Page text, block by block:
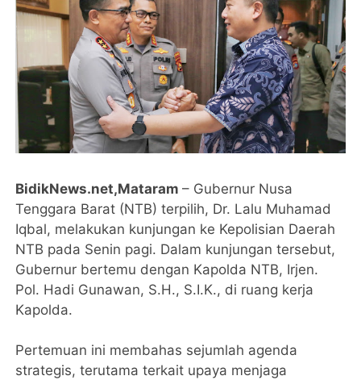
BidikNews.net,Mataram– Gubernur Nusa
Tenggara Barat (NTB) terpilih, Dr. Lalu Muhamad
Iqbal, melakukan kunjungan ke Kepolisian Daerah
NTB pada Senin pagi. Dalam kunjungan tersebut,
Gubernur bertemu dengan Kapolda NTB, Irjen.
Pol. Hadi Gunawan, S.H., S.I.K., di ruang kerja
Kapolda.
Pertemuan ini membahas sejumlah agenda
strategis, terutama terkait upaya menjaga